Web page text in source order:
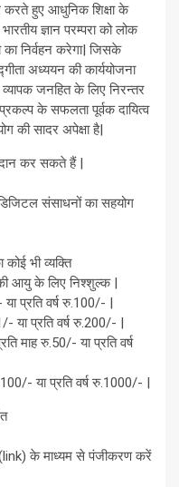
करते हुए आधुनिक शिक्षा के
ज्ञान परम्परा को लोक
का निर्वहन करेगा| जिसके
अध्ययन की कार्ययोजना
जनहित के लिए निरन्तर
के सफलता पूर्वक दायित्व
की सादर अपेक्षा है|
कर सकते हैं |
संसाधनों का सहयोग
भी व्यक्ति
आयु के लिए निश्शुल्क |
प्रति वर्ष रु.100/- |
या प्रति वर्ष रु.200/- |
माह रु.50/- या प्रति वर्ष
या प्रति वर्ष रु.1000/- |
के माध्यम से पंजीकरण करें